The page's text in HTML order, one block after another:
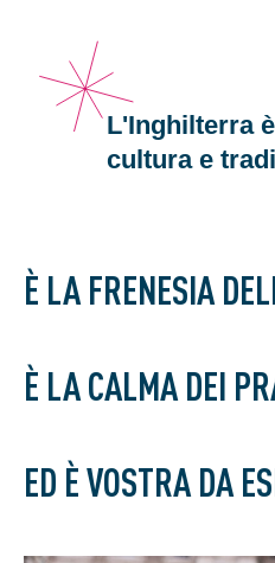
L'Inghilterra
cultura e
È LA FRENESIA
È LA CALMA DEI
ED È VOSTRA DA